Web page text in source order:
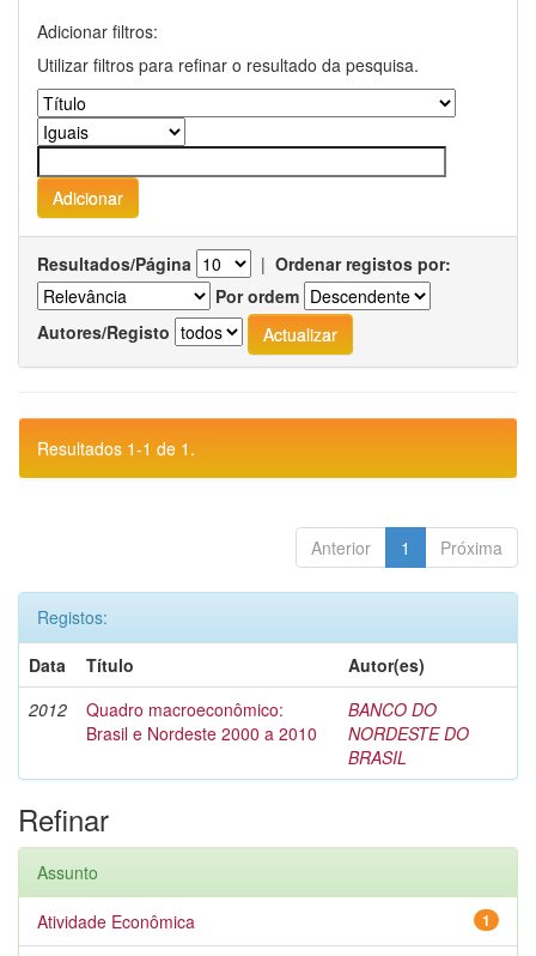
Adicionar filtros:
Utilizar filtros para refinar o resultado da pesquisa.
Resultados/Página | Ordenar registos por:
Por ordem
Autores/Registo
Resultados 1-1 de 1.
Anterior 1 Próxima
Registos:
Data
Título
Autor(es)
2012
Quadro macroeconômico:
Brasil e Nordeste 2000 a 2010
BANCO DO
NORDESTE DO
BRASIL
Refinar
Assunto
1
Atividade Econômica